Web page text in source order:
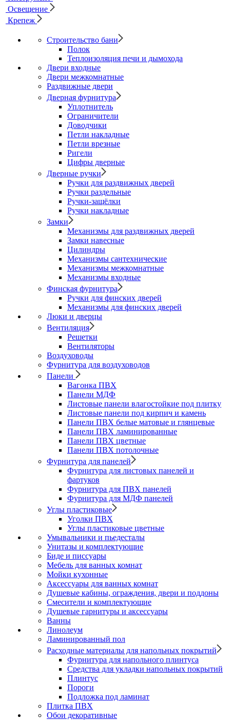
Освещение
Крепеж
Строительство бани
Полок
Теплоизоляция печи и дымохода
Двери входные
Двери межкомнатные
Раздвижные двери
Дверная фурнитура
Уплотнитель
Ограничители
Доводчики
Петли накладные
Петли врезные
Ригели
Цифры дверные
Дверные ручки
Ручки для раздвижных дверей
Ручки раздельные
Ручки-защёлки
Ручки накладные
Замки
Механизмы для раздвижных дверей
Замки навесные
Цилиндры
Механизмы сантехнические
Механизмы межкомнатные
Механизмы входные
Финская фурнитура
Ручки для финских дверей
Механизмы для финских дверей
Люки и дверцы
Вентиляция
Решетки
Вентиляторы
Воздуховоды
Фурнитура для воздуховодов
Панели
Вагонка ПВХ
Панели МДФ
Листовые панели влагостойкие под плитку
Листовые панели под кирпич и камень
Панели ПВХ белые матовые и глянцевые
Панели ПВХ ламинированные
Панели ПВХ цветные
Панели ПВХ потолочные
Фурнитура для панелей
Фурнитура для листовых панелей и
фартуков
Фурнитура для ПВХ панелей
Фурнитура для МДФ панелей
Углы пластиковые
Уголки ПВХ
Углы пластиковые цветные
Умывальники и пьедесталы
Унитазы и комплектующие
Биде и писсуары
Мебель для ванных комнат
Мойки кухонные
Аксессуары для ванных комнат
Душевые кабины, ограждения, двери и поддоны
Смесители и комплектующие
Душевые гарнитуры и аксессуары
Ванны
Линолеум
Ламинированный пол
Расходные материалы для напольных покрытий
Фурнитура для напольного плинтуса
Средства для укладки напольных покрытий
Плинтус
Пороги
Подложка под ламинат
Плитка ПВХ
Обои декоративные